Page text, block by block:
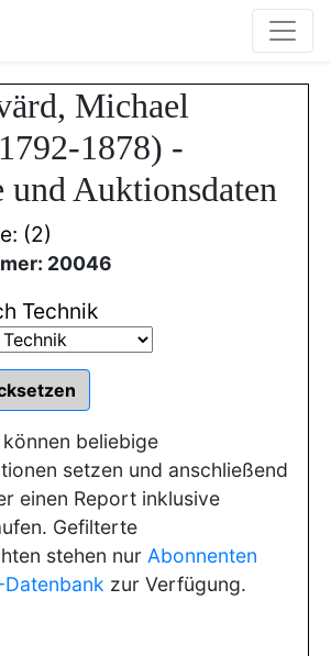
Michael
1878) -
und Auktionsdaten
(2)
20046
Technik
beliebige
setzen und anschließend
einen Report inklusive
Gefilterte
stehen nur Abonnenten
Datenbank zur Verfügung.